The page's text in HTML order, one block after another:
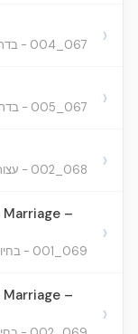
067_004 - בדרכי הלימוד ›
067_005 - בדרכי הלימוד ›
068_002 - עצות להצלחה בלימוד ›
–
069_001 - בחיוב לימוד התורה אחר הנישואין
›
–
›